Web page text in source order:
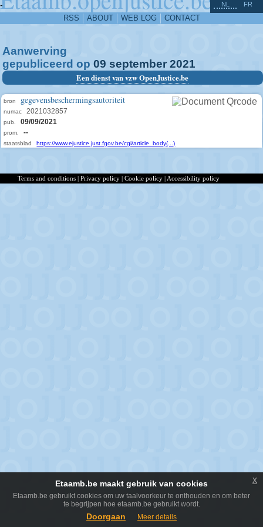
-
RSS ABOUT WEB LOG CONTACT
NL FR
Aanwerving
gepubliceerd op 09 september 2021
Een dienst van vzw OpenJustice.be
bron gegevensbeschermingsautoriteit
numac 2021032857
pub. 09/09/2021
prom. --
staatsblad https://www.ejustice.just.fgov.be/cgi/article_body(...)
^
Terms and conditions | Privacy policy | Cookie policy | Accessibility policy
Etaamb.be maakt gebruik van cookies
Etaamb.be gebruikt cookies om uw taalvoorkeur te onthouden en om beter
te begrijpen hoe etaamb.be gebruikt wordt.
Doorgaan Meer details
x